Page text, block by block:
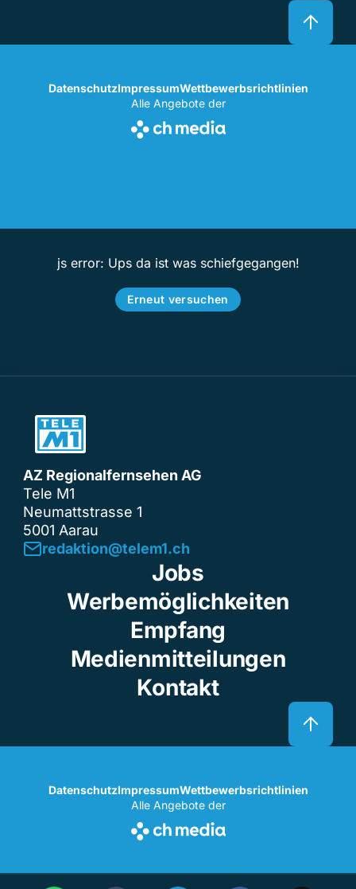
DatenschutzImpressumWettbewerbsrichtlinien
Alle Angebote der
js error: Ups da ist was schiefgegangen!
Erneut versuchen
AZ Regionalfernsehen AG
Tele M1
Neumattstrasse 1
5001 Aarau
redaktion@telem1.ch
Jobs
Werbemöglichkeiten
Empfang
Medienmitteilungen
Kontakt
DatenschutzImpressumWettbewerbsrichtlinien
Alle Angebote der